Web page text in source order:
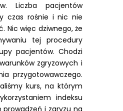
Liczba pacjentów
czas rośnie i nic nie
Nic więc dziwnego, że
tej procedury
pacjentów. Chodzi
zgryzowych i
przygotowawczego.
kurs, na którym
indeksu